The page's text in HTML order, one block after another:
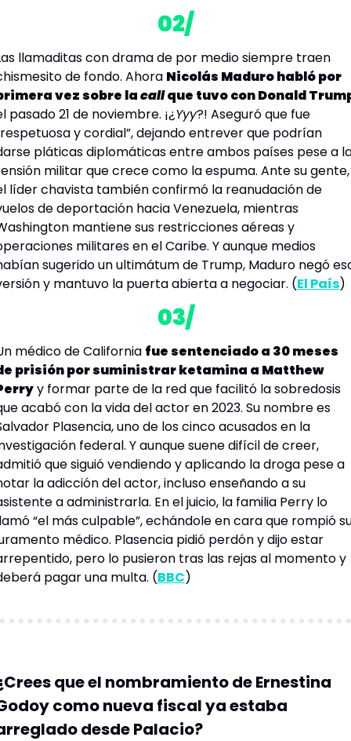
02/
llamaditas con drama de por medio siempre traen
de fondo. Ahora Nicolás Maduro habló por
vez sobre la call
pasado 21 de noviembre. ¡¿Yyy?! Aseguró que fue
y cordial”, dejando entrever que podrían
pláticas diplomáticas entre ambos países pese a
militar que crece como la espuma. Ante su gente,
líder chavista también confirmó la reanudación de
de deportación hacia Venezuela, mientras
mantiene sus restricciones aéreas y
militares en el Caribe. Y aunque medios
sugerido un ultimátum de Trump, Maduro negó
y mantuvo la puerta abierta a negociar. (El País)
03/
médico de California fue sentenciado a 30 meses
prisión por suministrar ketamina a Matthew
y formar parte de la red que facilitó la sobredosis
acabó con la vida del actor en 2023. Su nombre es
Plasencia, uno de los cinco acusados en la
federal. Y aunque suene difícil de creer,
que siguió vendiendo y aplicando la droga pese a
la adicción del actor, incluso enseñando a su
a administrarla. En el juicio, la familia Perry lo
“el más culpable”, echándole en cara que rompió
médico. Plasencia pidió perdón y dijo estar
pero lo pusieron tras las rejas al momento y
pagar una multa. (BBC)
que el nombramiento de Ernestina
como nueva fiscal ya estaba
desde Palacio?